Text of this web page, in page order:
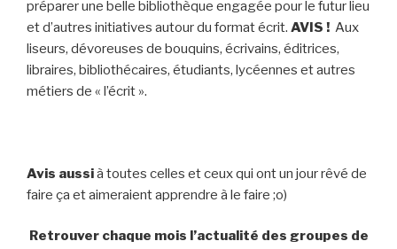
préparer une belle bibliothèque engagée pour le futur lieu
et d’autres initiatives autour du format écrit. AVIS ! Aux
liseurs, dévoreuses de bouquins, écrivains, éditrices,
libraires, bibliothécaires, étudiants, lycéennes et autres
métiers de « l’écrit ».
Avis aussià toutes celles et ceux qui ont un jour rêvé de
faire ça et aimeraient apprendre à le faire ;o)
Retrouver chaque mois l’actualité des groupes de